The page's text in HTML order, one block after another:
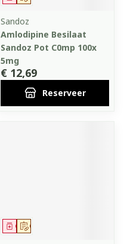
Sandoz
Amlodipine Besilaat
Sandoz Pot C0mp 100x
5mg
€ 12,69
Reserveer
Op voorschrift
Geneesmiddel